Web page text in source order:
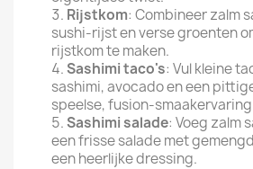
Rijstkom: Combineer zalm
sushi-rijst en verse groenten
rijstkom te maken.
Sashimi taco's: Vul kleine
sashimi, avocado en een
speelse, fusion-
Sashimi salade: Voeg zalm
een frisse salade met
een heerlijke dressing.